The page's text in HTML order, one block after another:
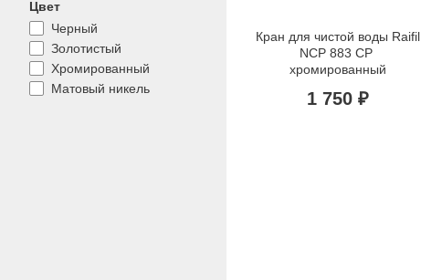
Цвет
Черный
Золотистый
Хромированный
Матовый никель
Кран для чистой воды Raifil
NCP 883 CP
хромированный
1 750 ₽